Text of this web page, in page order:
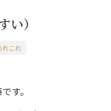
）
れこれ
す。